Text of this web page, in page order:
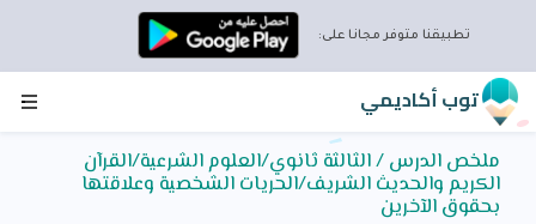
تطبيقنا متوفر مجانا على:
توب أكاديمي
ملخص الدرس / الثالثة ثانوي/العلوم الشرعية/القرآن
الكريم والحديث الشريف/الحريات الشخصية وعلاقتها
بحقوق الآخرين